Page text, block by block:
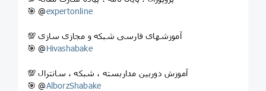
🎯 @expertonline
💯 آموزشهای فارسی شبکه و مجازی سازی
🎯 @Hivashabake
💯 آموزش دوربین مداربسته ، شبکه ، سانترال
🎯 @AlborzShabake